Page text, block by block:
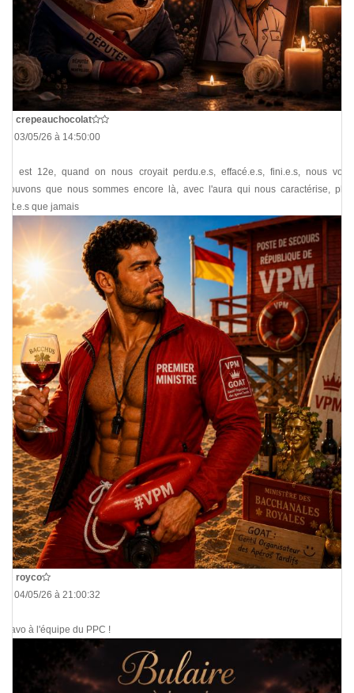
crepeauchocolat
Le 03/05/26 à 14:50:00
On est 12e, quand on nous croyait perdu.e.s, effacé.e.s, fini.e.s, nous vous
prouvons que nous sommes encore là, avec l'aura qui nous caractérise, plus
fort.e.s que jamais
royco
Le 04/05/26 à 21:00:32
Bravo à l'équipe du PPC !